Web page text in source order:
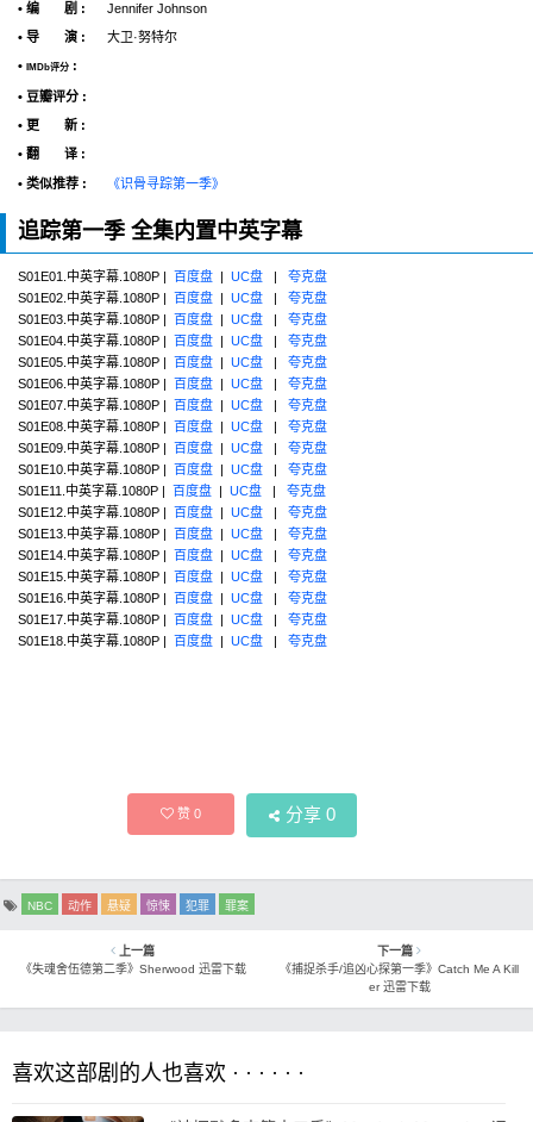
• 编 剧 :
Jennifer Johnson
• 导 演 :
大卫·努特尔
•
IMDb评分 :
• 豆瓣评分 :
• 更 新 :
• 翻 译 :
• 类似推荐 : 《识骨寻踪第一季》
追踪第一季 全集内置中英字幕
S01E01.中英字幕.1080P | 百度盘 UC盘
夸克盘
S01E02.中英字幕.1080P |
百度盘 UC盘
夸克盘
S01E03.中英字幕.1080P |
百度盘 UC盘
夸克盘
S01E04.中英字幕.1080P |
百度盘 UC盘
夸克盘
S01E05.中英字幕.1080P |
百度盘 UC盘
夸克盘
S01E06.中英字幕.1080P |
百度盘 UC盘
夸克盘
S01E07.中英字幕.1080P |
百度盘 UC盘
夸克盘
S01E08.中英字幕.1080P |
百度盘 UC盘
夸克盘
S01E09.中英字幕.1080P |
百度盘 UC盘
夸克盘
S01E10.中英字幕.1080P |
百度盘 UC盘
夸克盘
S01E11.中英字幕.1080P |
百度盘 UC盘
夸克盘
S01E12.中英字幕.1080P |
百度盘 UC盘
夸克盘
S01E13.中英字幕.1080P |
百度盘 UC盘
夸克盘
S01E14.中英字幕.1080P |
百度盘 UC盘
夸克盘
S01E15.中英字幕.1080P |
百度盘 UC盘
夸克盘
S01E16.中英字幕.1080P |
百度盘 UC盘
夸克盘
S01E17.中英字幕.1080P |
百度盘 UC盘
夸克盘
S01E18.中英字幕.1080P |
百度盘 UC盘 夸克盘
赞0 分享 0
NBC 动作 悬疑 惊悚 犯罪 罪案
上一篇
《失魂舍伍德第二季》Sherwood 迅雷下载
下一篇
《捕捉杀手/追凶心探第一季》Catch Me A Kill
er 迅雷下载
喜欢这部剧的人也喜欢 · · · · · ·